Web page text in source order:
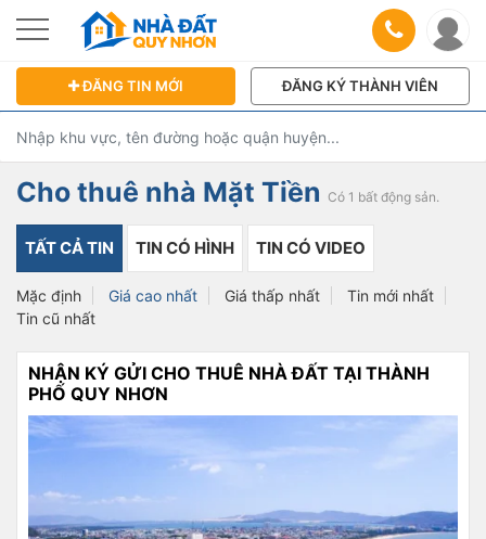
ĐĂNG TIN MỚI ĐĂNG KÝ THÀNH VIÊN
Cho thuê nhà Mặt Tiền Có 1 bất động sản.
TẤT CẢ TIN TIN CÓ HÌNH TIN CÓ VIDEO
Mặc định Giá cao nhất Giá thấp nhất
Tin mới nhất
Tin cũ nhất
NHẬN KÝ GỬI CHO THUÊ NHÀ ĐẤT TẠI THÀNH
PHỐ QUY NHƠN